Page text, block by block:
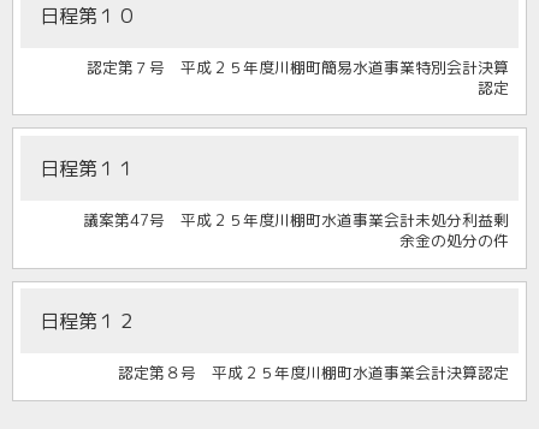
日程第１０
認定第７号 平成２５年度川棚町簡易水道事業特別会計決算
認定
日程第１１
議案第47号 平成２５年度川棚町水道事業会計未処分利益剰
余金の処分の件
日程第１２
認定第８号 平成２５年度川棚町水道事業会計決算認定